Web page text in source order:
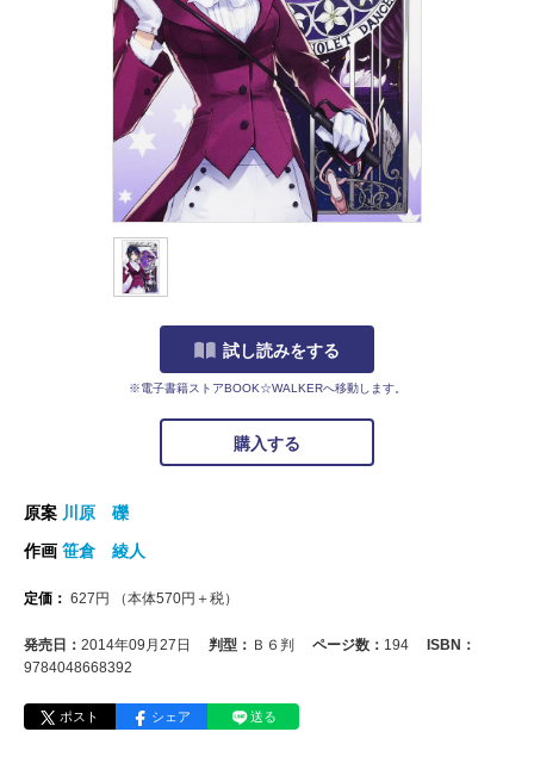
試し読みをする
※電子書籍ストアBOOK☆WALKERへ移動します。
購入する
原案 川原 礫
作画 笹倉 綾人
定価： 627 円 （本体570円＋税）
発売日： 2014年09月27日 判型： Ｂ６判 ページ数： 194
ISBN：
9784048668392
ポスト シェア 送る